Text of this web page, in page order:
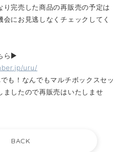
り完売した商品の再販売の予定は
にお見逃しなくチェックしてく
ら▶︎
uru/
も！なんでもマルチボックスセッ
ましたので再販売はいたしませ